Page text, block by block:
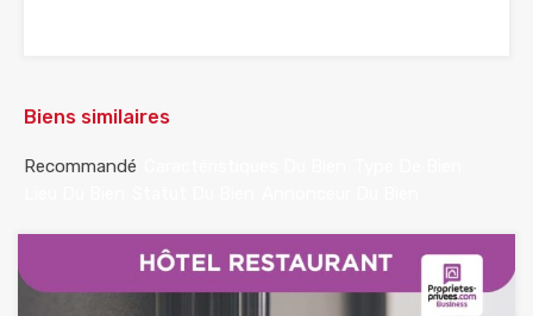
Biens similaires
Recommandé